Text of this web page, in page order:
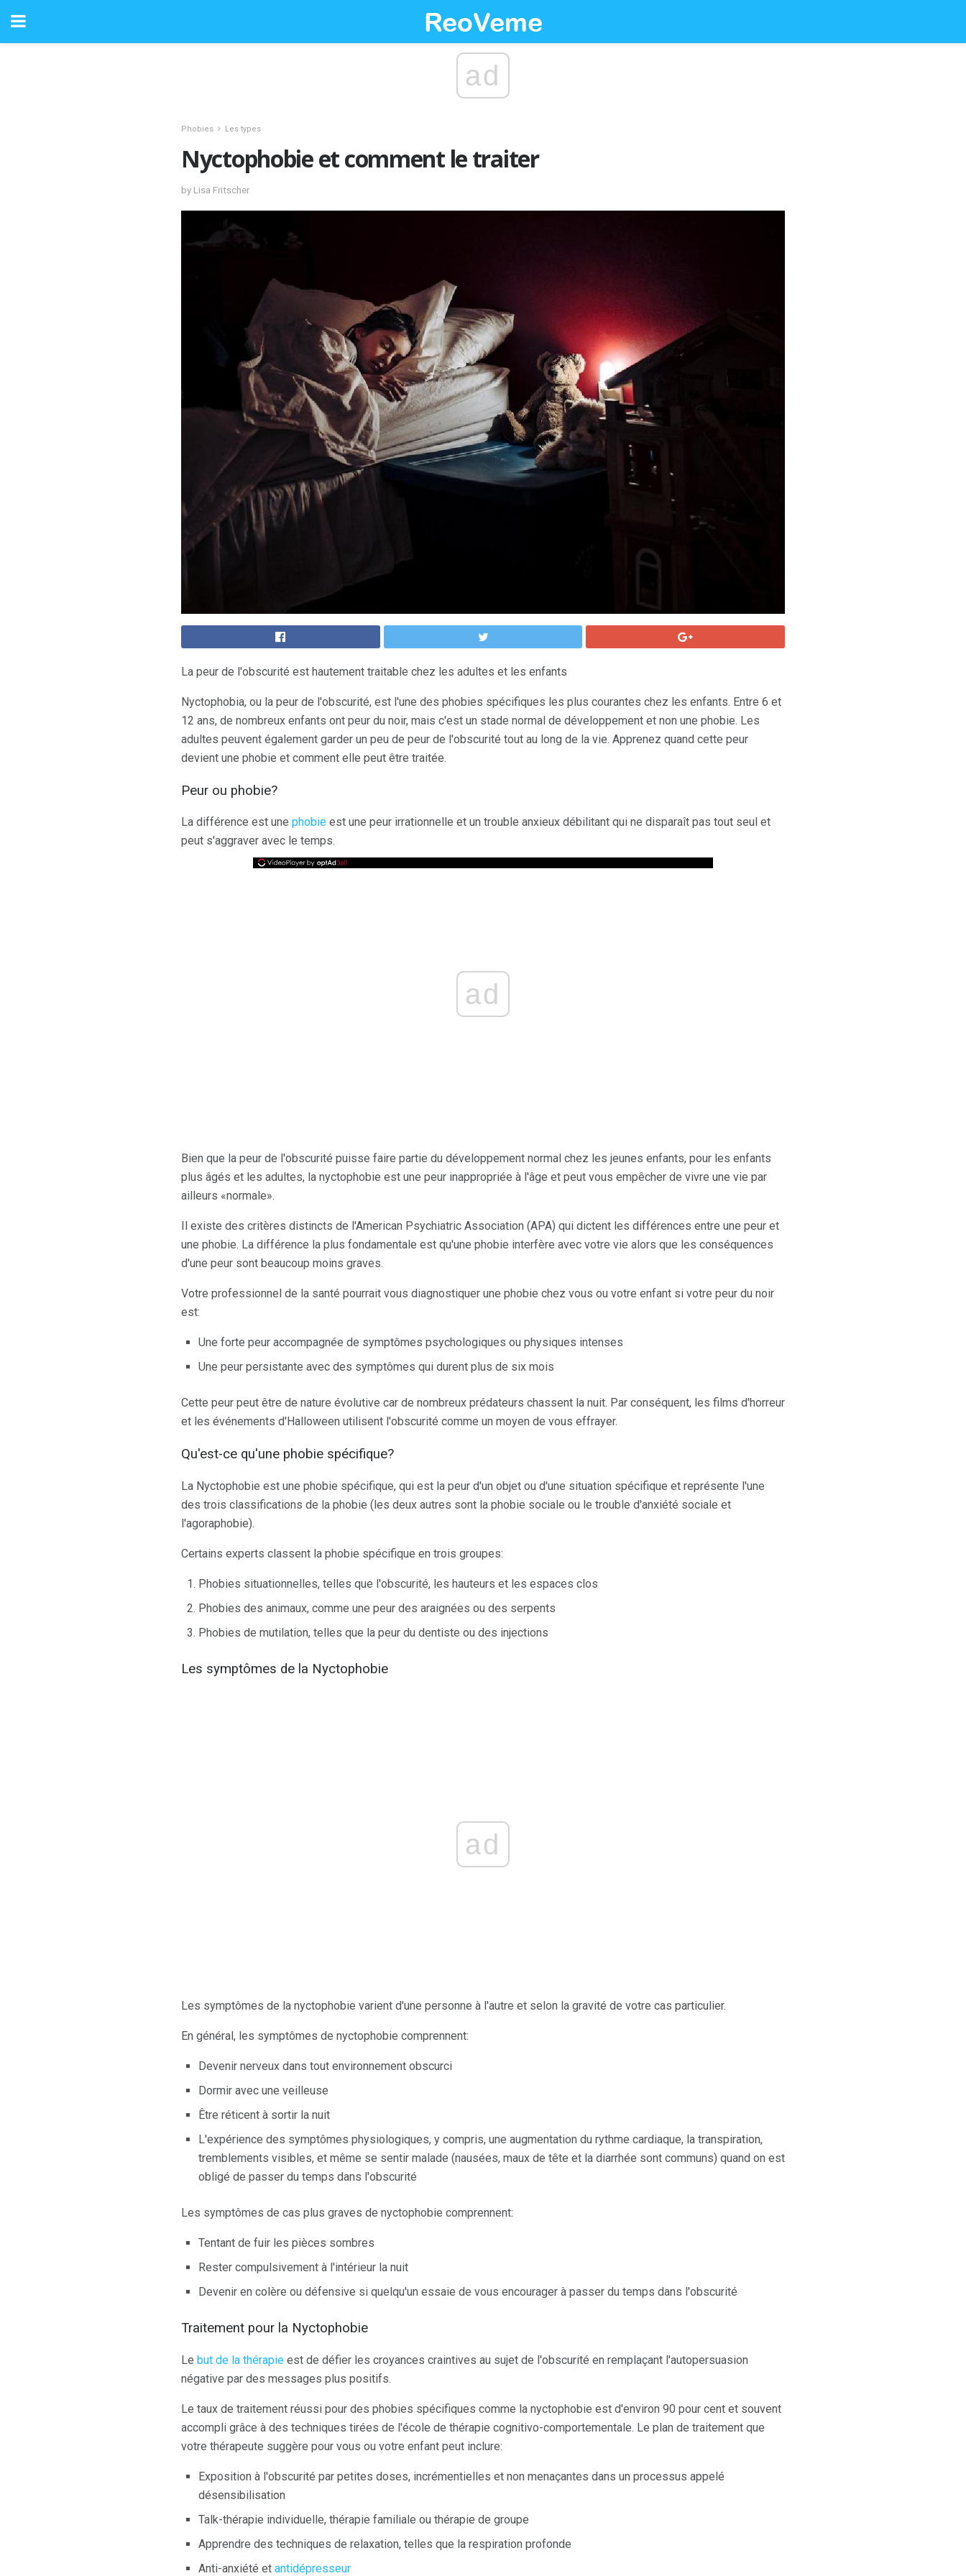
ad
Phobies Les types
Nyctophobie et comment le traiter
by Lisa Fritscher
La peur de l'obscurité est hautement traitable chez les adultes et les enfants
Nyctophobia, ou la peur de l'obscurité, est l'une des phobies spécifiques les plus courantes chez les enfants. Entre 6 et
12 ans, de nombreux enfants ont peur du noir, mais c'est un stade normal de développement et non une phobie. Les
adultes peuvent également garder un peu de peur de l'obscurité tout au long de la vie. Apprenez quand cette peur
devient une phobie et comment elle peut être traitée.
Peur ou phobie?
La différence est une phobie est une peur irrationnelle et un trouble anxieux débilitant qui ne disparaît pas tout seul et
peut s'aggraver avec le temps.
ad
Bien que la peur de l'obscurité puisse faire partie du développement normal chez les jeunes enfants, pour les enfants
plus âgés et les adultes, la nyctophobie est une peur inappropriée à l'âge et peut vous empêcher de vivre une vie par
ailleurs «normale».
Il existe des critères distincts de l'American Psychiatric Association (APA) qui dictent les différences entre une peur et
une phobie. La différence la plus fondamentale est qu'une phobie interfère avec votre vie alors que les conséquences
d'une peur sont beaucoup moins graves.
Votre professionnel de la santé pourrait vous diagnostiquer une phobie chez vous ou votre enfant si votre peur du noir
est:
Une forte peur accompagnée de symptômes psychologiques ou physiques intenses
Une peur persistante avec des symptômes qui durent plus de six mois
Cette peur peut être de nature évolutive car de nombreux prédateurs chassent la nuit. Par conséquent, les films d'horreur
et les événements d'Halloween utilisent l'obscurité comme un moyen de vous effrayer.
Qu'est-ce qu'une phobie spécifique?
La Nyctophobie est une phobie spécifique, qui est la peur d'un objet ou d'une situation spécifique et représente l'une
des trois classifications de la phobie (les deux autres sont la phobie sociale ou le trouble d'anxiété sociale et
l'agoraphobie).
Certains experts classent la phobie spécifique en trois groupes:
Phobies situationnelles, telles que l'obscurité, les hauteurs et les espaces clos
Phobies des animaux, comme une peur des araignées ou des serpents
Phobies de mutilation, telles que la peur du dentiste ou des injections
Les symptômes de la Nyctophobie
ad
Les symptômes de la nyctophobie varient d'une personne à l'autre et selon la gravité de votre cas particulier.
En général, les symptômes de nyctophobie comprennent:
Devenir nerveux dans tout environnement obscurci
Dormir avec une veilleuse
Être réticent à sortir la nuit
L'expérience des symptômes physiologiques, y compris, une augmentation du rythme cardiaque, la transpiration,
tremblements visibles, et même se sentir malade (nausées, maux de tête et la diarrhée sont communs) quand on est
obligé de passer du temps dans l'obscurité
Les symptômes de cas plus graves de nyctophobie comprennent:
Tentant de fuir les pièces sombres
Rester compulsivement à l'intérieur la nuit
Devenir en colère ou défensive si quelqu'un essaie de vous encourager à passer du temps dans l'obscurité
Traitement pour la Nyctophobie
Le but de la thérapie est de défier les croyances craintives au sujet de l'obscurité en remplaçant l'autopersuasion
négative par des messages plus positifs.
Le taux de traitement réussi pour des phobies spécifiques comme la nyctophobie est d'environ 90 pour cent et souvent
accompli grâce à des techniques tirées de l'école de thérapie cognitivo-comportementale. Le plan de traitement que
votre thérapeute suggère pour vous ou votre enfant peut inclure:
Exposition à l'obscurité par petites doses, incrémentielles et non menaçantes dans un processus appelé
désensibilisation
Talk-thérapie individuelle, thérapie familiale ou thérapie de groupe
Apprendre des techniques de relaxation, telles que la respiration profonde
Anti-anxiété et antidépresseur